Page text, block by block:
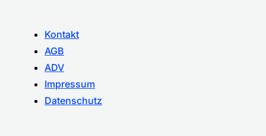
Kontakt
AGB
ADV
Impressum
Datenschutz